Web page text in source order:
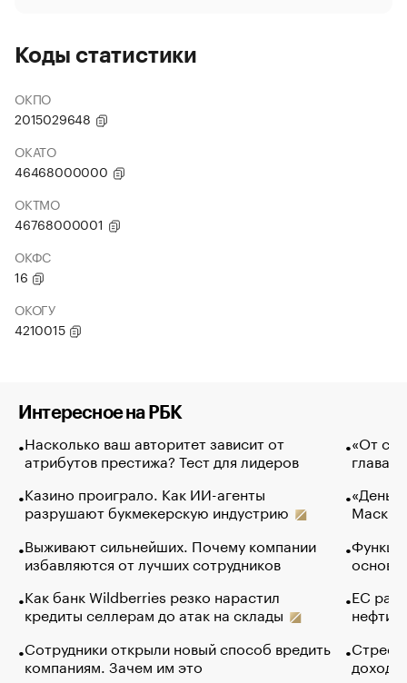
Коды статистики
ОКПО
2015029648
ОКАТО
46468000000
ОКТМО
46768000001
ОКФС
16
ОКОГУ
4210015
Интересное на РБК
Насколько ваш авторитет зависит от
атрибутов престижа? Тест для лидеров
Казино проиграло. Как ИИ-агенты
разрушают букмекерскую индустрию
Выживают сильнейших. Почему компании
избавляются от лучших сотрудников
Как банк Wildberries резко нарастил
кредиты селлерам до атак на склады
Сотрудники открыли новый способ вредить
компаниям. Зачем им это
«От
глава
Маск в
основ
ЕС
нефти